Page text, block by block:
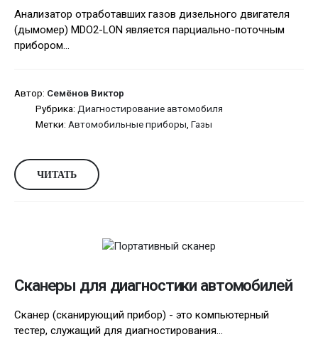
Анализатор отработавших газов дизельного двигателя
(дымомер) MDO2-LON является парциально-поточным
прибором...
Автор: Семёнов Виктор
Рубрика: Диагностирование автомобиля
Метки: Автомобильные приборы Газы
ЧИТАТЬ
Сканеры для диагностики автомобилей
Сканер (сканирующий прибор) - это компьютерный
тестер, служащий для диагностирования...